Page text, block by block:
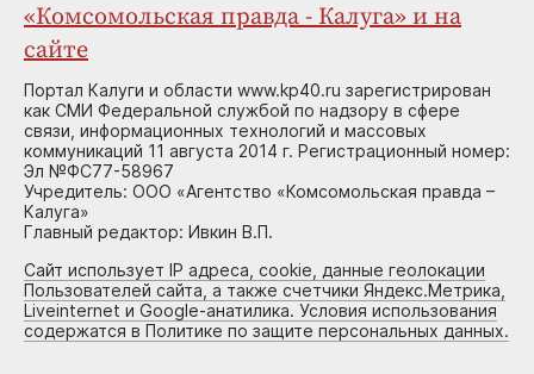
«Комсомольская правда - Калуга» и на
сайте
Портал Калуги и области www.kp40.ru зарегистрирован
как СМИ Федеральной службой по надзору в сфере
связи, информационных технологий и массовых
коммуникаций 11 августа 2014 г. Регистрационный номер:
Эл №ФС77-58967
Учредитель: ООО «Агентство «Комсомольская правда –
Калуга»
Главный редактор: Ивкин В.П.
Сайт использует IP адреса, cookie, данные геолокации
Пользователей сайта, а также счетчики Яндекс.Метрика,
Liveinternet и Google-анатилика. Условия использования
содержатся в Политике по защите персональных данных.